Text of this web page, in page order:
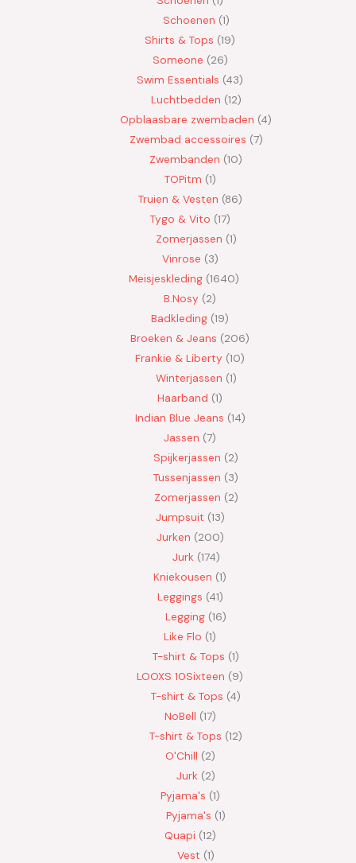
Schoenen 1
Shirts & Tops 19
Someone 26
Swim Essentials 43
Luchtbedden 12
Opblaasbare zwembaden 4
Zwembad accessoires 7
Zwembanden 10
TOPitm 1
Truien & Vesten 86
Tygo & Vito 17
Zomerjassen 1
Vinrose 3
Meisjeskleding 1640
B.Nosy
2
Badkleding 19
Broeken & Jeans
206
Frankie & Liberty 10
Winterjassen 1
Haarband 1
Indian Blue Jeans 14
Jassen 7
Spijkerjassen
2
Tussenjassen
3
Zomerjassen 2
Jumpsuit 13
Jurken 200
Jurk 174
Kniekousen 1
Leggings 41
Legging 16
Like Flo 1
T-shirt & Tops 1
LOOXS 10Sixteen
9
T-shirt & Tops 4
NoBell 17
T-shirt & Tops 12
O'Chill 2
Jurk 2
Pyjama's 1
Pyjama's 1
Quapi 12
Vest 1